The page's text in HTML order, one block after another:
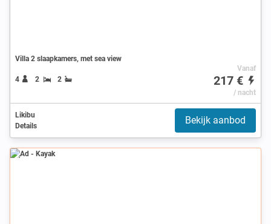
Villa 2 slaapkamers, met sea view
4 2 2
Vanaf
217 €
/ nacht
Likibu
Details
Bekijk aanbod
Ad